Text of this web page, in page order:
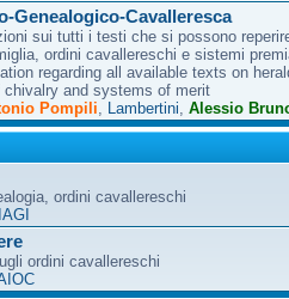
Genealogico-Cavalleresca
sui tutti i testi che si possono
ordini cavallereschi e sistemi
regarding all available texts on
and systems of merit
Pompili Lambertini Alessio
ordini cavallereschi
ordini cavallereschi